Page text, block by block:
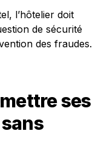
l’hôtelier doit
de sécurité
des fraudes.
ses